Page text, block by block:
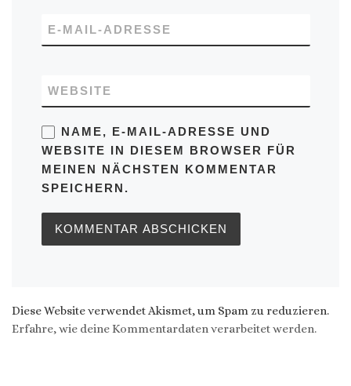
E-MAIL-ADRESSE
WEBSITE
NAME, E-MAIL-ADRESSE UND
WEBSITE IN DIESEM BROWSER FÜR
MEINEN NÄCHSTEN KOMMENTAR
SPEICHERN.
Diese Website verwendet Akismet, um Spam zu reduzieren.
Erfahre, wie deine Kommentardaten verarbeitet werden.